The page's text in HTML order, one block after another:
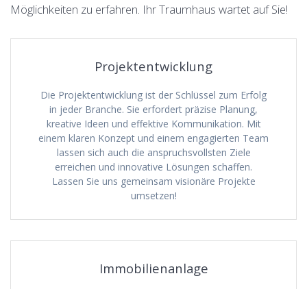
Möglichkeiten zu erfahren. Ihr Traumhaus wartet auf Sie!
Projektentwicklung
Die Projektentwicklung ist der Schlüssel zum Erfolg
in jeder Branche. Sie erfordert präzise Planung,
kreative Ideen und effektive Kommunikation. Mit
einem klaren Konzept und einem engagierten Team
lassen sich auch die anspruchsvollsten Ziele
erreichen und innovative Lösungen schaffen.
Lassen Sie uns gemeinsam visionäre Projekte
umsetzen!
Immobilienanlage